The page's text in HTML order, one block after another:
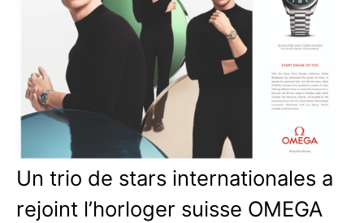
Un trio de stars internationales a
rejoint l’horloger suisse OMEGA